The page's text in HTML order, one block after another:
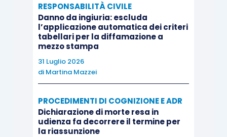
RESPONSABILITÀ CIVILE
Danno da ingiuria: escluda
l’applicazione automatica dei criteri
tabellari per la diffamazione a
mezzo stampa
31 Luglio 2026
di Martina Mazzei
PROCEDIMENTI DI COGNIZIONE E ADR
Dichiarazione di morte resa in
udienza fa decorrere il termine per
la riassunzione